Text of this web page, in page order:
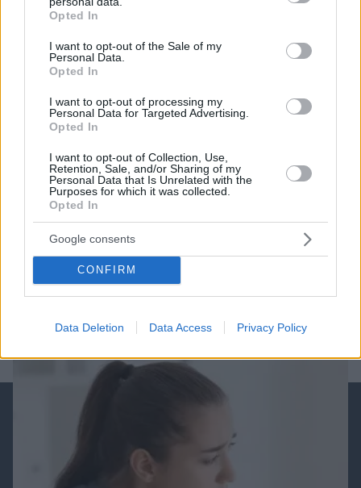
grant or deny consent to Google and its third-party tags to
use your data for below specified purposes in below Google
consent section.
Opted In
I want to opt-out of the Sale of my
Personal Data.
Opted In
I want to opt-out of processing my
Personal Data for Targeted Advertising.
Opted In
I want to opt-out of Collection, Use,
Retention, Sale, and/or Sharing of my
Personal Data that Is Unrelated with the
Purposes for which it was collected.
Opted In
Google consents
CONFIRM
Data Deletion Data Access Privacy Policy
09.08.2026, 11:37
Games
Cut The Rope Candy
ΔΕΙΤΕ ΟΛΑ ΤΑ GAMES
Best of Network